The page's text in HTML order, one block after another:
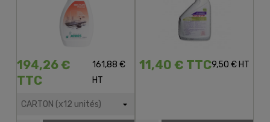
194,26 €
TTC
161,88 €
HT
11,40 € TTC9,50 € HT